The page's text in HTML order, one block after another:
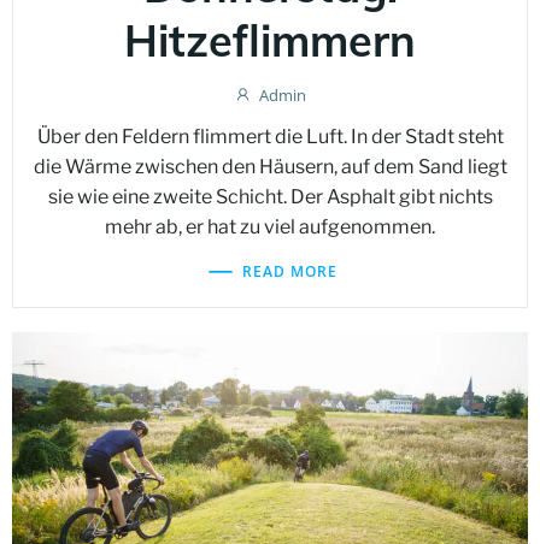
Hitzeflimmern
Admin
Über den Feldern flimmert die Luft. In der Stadt steht
die Wärme zwischen den Häusern, auf dem Sand liegt
sie wie eine zweite Schicht. Der Asphalt gibt nichts
mehr ab, er hat zu viel aufgenommen.
READ MORE